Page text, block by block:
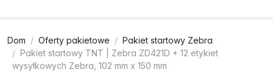
Dom Oferty pakietowe
Pakiet startowy Zebra
Pakiet startowy TNT | Zebra ZD421D + 12 etykiet
wysyłkowych Zebra, 102 mm x 150 mm